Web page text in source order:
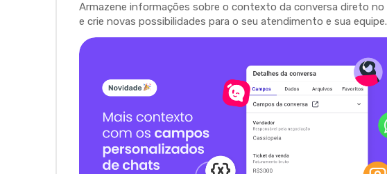
Armazene informações sobre o contexto da conversa direto
e crie novas possibilidades para o seu atendimento e sua equipe.